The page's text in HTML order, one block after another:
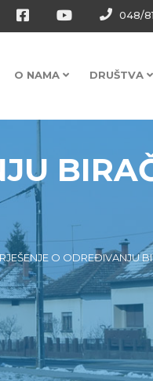
048/
O NAMA DRUŠTVA
RJEŠENJE O ODREĐIVANJU